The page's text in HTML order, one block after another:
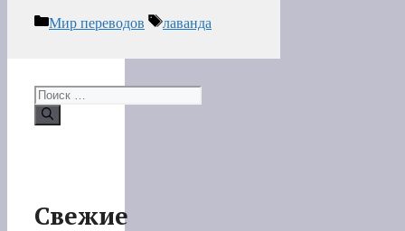
Рубрики
Мир переводов Метки
лаванда
Поиск:
Свежие